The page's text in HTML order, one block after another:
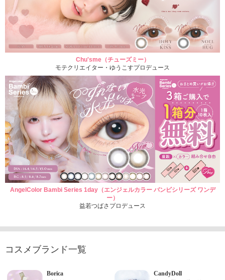
Chu'sme（チューズミー）
モテクリエイター・ゆうこすプロデュース
AngelColor Bambi Series 1day（エンジェルカラー バンビシリーズ ワンデ
ー）
益若つばさプロデュース
コスメブランド一覧